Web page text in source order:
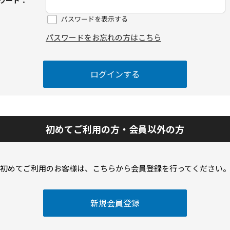
パスワードを表示する
パスワードをお忘れの方はこちら
初めてご利用の方・会員以外の方
初めてご利用のお客様は、こちらから会員登録を行ってください。